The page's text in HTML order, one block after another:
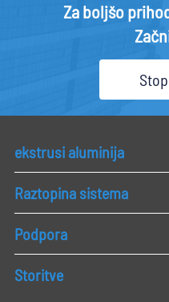
Za boljšo
ekstrusi aluminija
Raztopina sistema
Podpora
Storitve